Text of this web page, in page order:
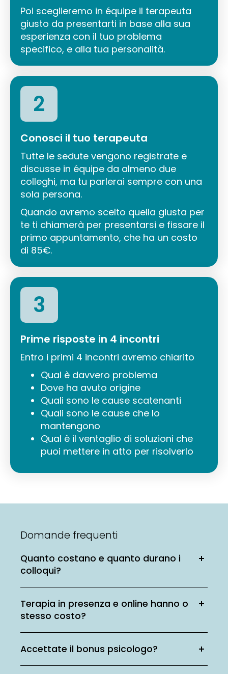
Poi sceglieremo in équipe il terapeuta
giusto da presentarti in base alla sua
esperienza con il tuo problema
specifico, e alla tua personalità.
2
Conosci il tuo terapeuta
Tutte le sedute vengono registrate e
discusse in équipe da almeno due
colleghi, ma tu parlerai sempre con una
sola persona.
Quando avremo scelto quella giusta per
te ti chiamerà per presentarsi e fissare il
primo appuntamento, che ha un costo
di 85€.
3
Prime risposte in 4 incontri
Entro i primi 4 incontri avremo chiarito
Qual è davvero problema
Dove ha avuto origine
Quali sono le cause scatenanti
Quali sono le cause che lo
mantengono
Qual è il ventaglio di soluzioni che
puoi mettere in atto per risolverlo
Domande frequenti
Quanto costano e quanto durano i
colloqui?
Terapia in presenza e online hanno o
stesso costo?
Accettate il bonus psicologo?